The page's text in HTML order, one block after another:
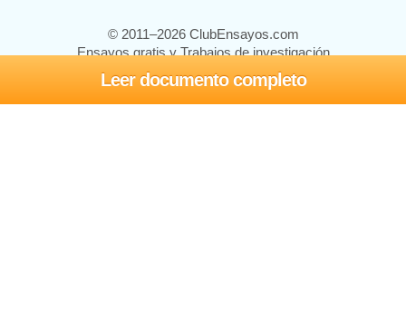
Leer documento completo
© 2011–2026 ClubEnsayos.com
Ensayos gratis y Trabajos de investigación